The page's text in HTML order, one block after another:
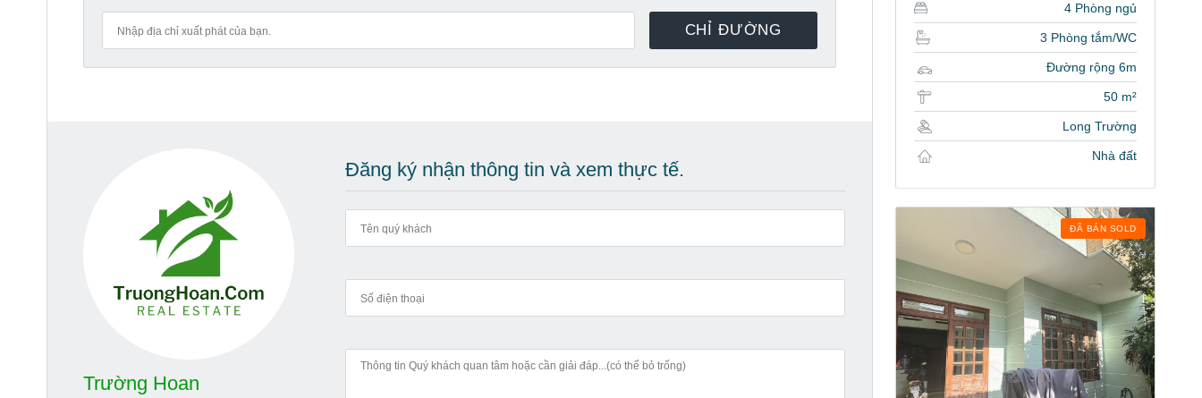
Trường Hoan
Đăng ký nhận thông tin và xem thực tế.
4 Phòng ngủ
3 Phòng tắm/WC
Đường rộng 6m
50 m²
Long Trường
Nhà đất
ĐÃ BÁN SOLD